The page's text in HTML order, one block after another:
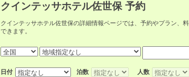
クインテッサホテル佐世保 予約
クインテッサホテル佐世保の詳細情報ページでは、予約やプラン、
できます。
日付 泊数 人数